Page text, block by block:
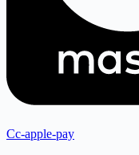
Cc-apple-pay